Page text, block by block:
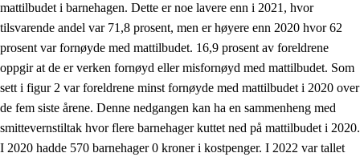
mattilbudet i barnehagen. Dette er noe lavere enn i 2021, hvor
tilsvarende andel var 71,8 prosent, men er høyere enn 2020 hvor 62
prosent var fornøyde med mattilbudet. 16,9 prosent av foreldrene
oppgir at de er verken fornøyd eller misfornøyd med mattilbudet. Som
sett i figur 2 var foreldrene minst fornøyde med mattilbudet i 2020 over
de fem siste årene. Denne nedgangen kan ha en sammenheng med
smittevernstiltak hvor flere barnehager kuttet ned på mattilbudet i 2020.
I 2020 hadde 570 barnehager 0 kroner i kostpenger. I 2022 var tallet